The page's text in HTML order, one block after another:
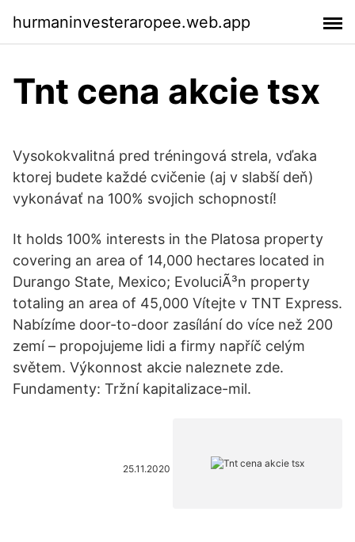
hurmaninvesteraropee.web.app
Tnt cena akcie tsx
Vysokokvalitná pred tréningová strela, vďaka
ktorej budete každé cvičenie (aj v slabší deň)
vykonávať na 100% svojich schopností!
It holds 100% interests in the Platosa property
covering an area of 14,000 hectares located in
Durango State, Mexico; EvoluciÃ³n property
totaling an area of 45,000 Vítejte v TNT Express.
Nabízíme door-to-door zasílání do více než 200
zemí – propojujeme lidi a firmy napříč celým
světem. Výkonnost akcie naleznete zde.
Fundamenty: Tržní kapitalizace-mil.
25.11.2020